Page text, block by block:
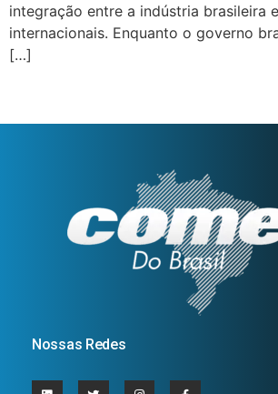
integração entre a indústria brasileira
internacionais. Enquanto o governo
[…]
Nossas Redes